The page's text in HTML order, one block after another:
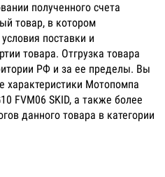
полученного счета
товар, в котором
поставки и
товара. Отгрузка товара
РФ и за ее пределы. Вы
характеристики Мотопомпа
FVM06 SKID, а также более
данного товара в категории